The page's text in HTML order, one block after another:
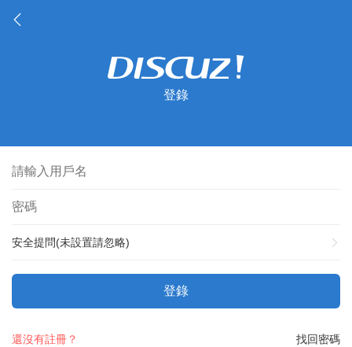
登錄
安全提問(未設置請忽略)
登錄
找回密碼
還沒有註冊？